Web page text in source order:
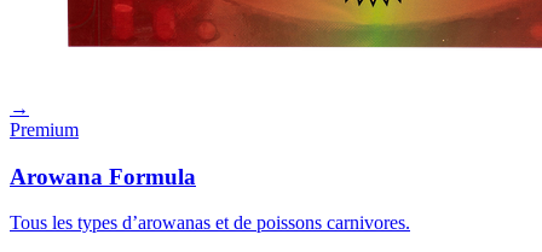
→
Premium
Arowana Formula
Tous les types d’arowanas et de poissons carnivores.